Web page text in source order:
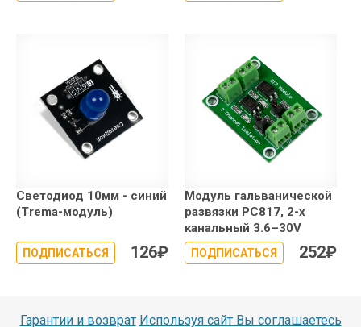
Светодиод 10мм - синий
(Trema-модуль)
ПОДПИСАТЬСЯ 126₽
Модуль гальванической
развязки PC817, 2-х
канальный 3.6–30V
ПОДПИСАТЬСЯ 252₽
Гарантии и возврат Используя сайт Вы соглашаетесь